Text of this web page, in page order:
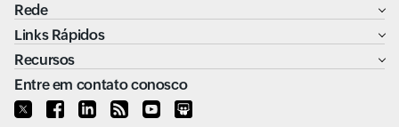
Rede
Links Rápidos
Recursos
Entre em contato conosco